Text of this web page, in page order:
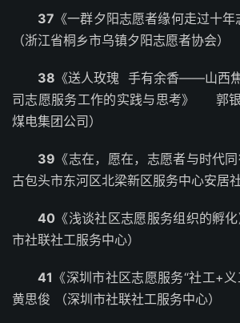
37 《一群夕阳志愿者缘何走过十
（浙江省桐乡市乌镇夕阳志愿者协会）
38 《送人玫瑰 手有余香——山西
司志愿服务工作的实践与思考》 郭
煤电集团公司）
39 《志在，愿在，志愿者与时
古包头市东河区北梁新区服务中心安居社
40 《浅谈社区志愿服务组织的孵
市社联社工服务中心）
41 《深圳市社区志愿服务“社工+
黄思俊 （深圳市社联社工服务中心）